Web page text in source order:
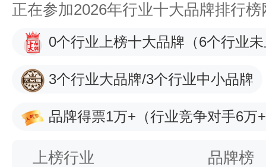
正在参加2026年行业十大品牌排行
0个行业上榜十大品牌 （6个行业
3个行业大品牌/3个行业中小品牌
品牌得票1万+ （行业竞争对手6万
上榜行业 品牌榜